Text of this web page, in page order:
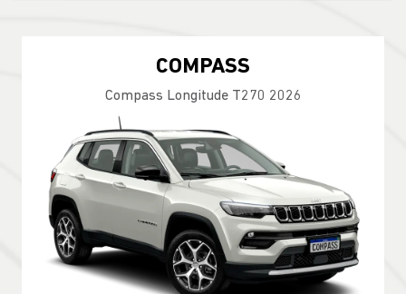
COMPASS
Compass Longitude T270 2026